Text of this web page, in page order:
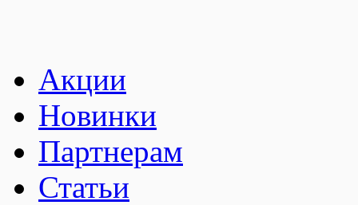
Акции
Новинки
Партнерам
Статьи